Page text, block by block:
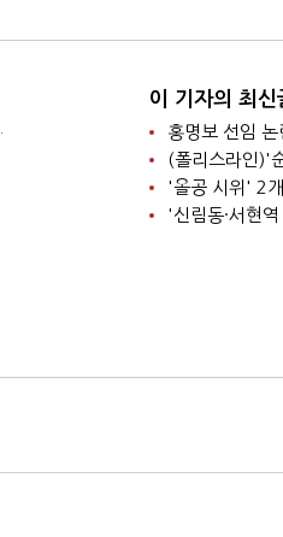
이 기자의 최신
홍명보 선임
'올공 시위' 2